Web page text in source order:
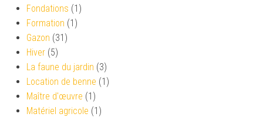
Fondations (1)
Formation (1)
Gazon (31)
Hiver (5)
La faune du jardin (3)
Location de benne (1)
Maître d'œuvre (1)
Matériel agricole (1)